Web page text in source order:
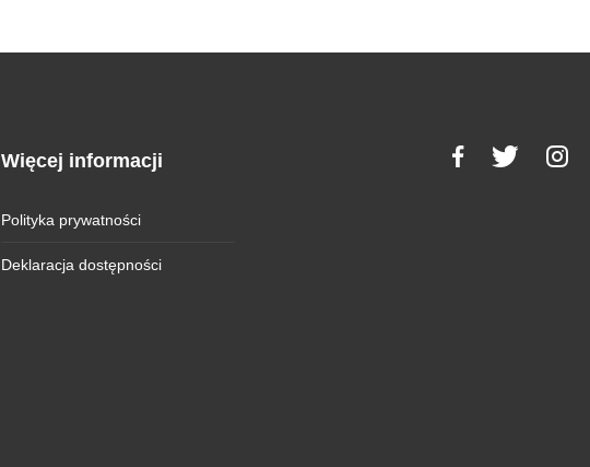
Więcej informacji
Polityka prywatności
Deklaracja dostępności